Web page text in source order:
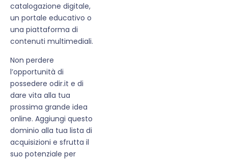
catalogazione digitale,
un portale educativo o
una piattaforma di
contenuti multimediali.
Non perdere
l’opportunità di
possedere odir.it e di
dare vita alla tua
prossima grande idea
online. Aggiungi questo
dominio alla tua lista di
acquisizioni e sfrutta il
suo potenziale per